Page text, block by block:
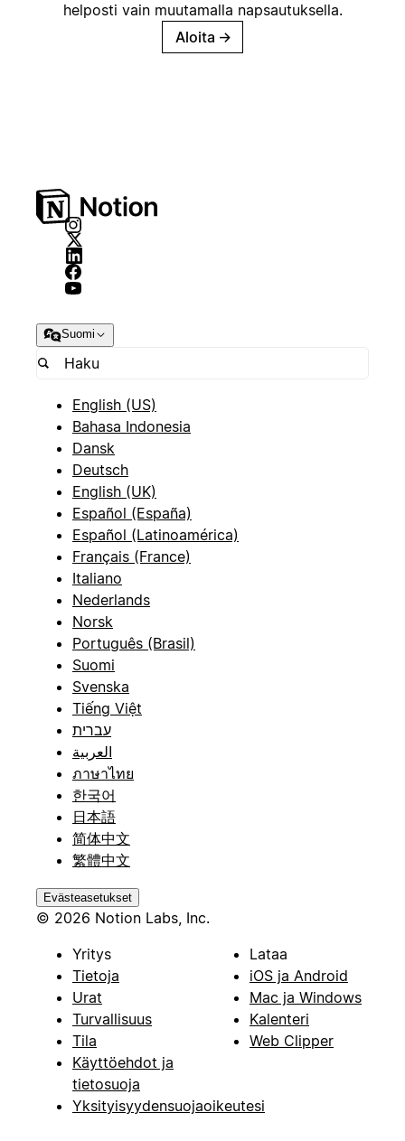
helposti vain muutamalla napsautuksella.
Aloita →
Suomi
English (US)
Bahasa Indonesia
Dansk
Deutsch
English (UK)
Español (España)
Español (Latinoamérica)
Français (France)
Italiano
Nederlands
Norsk
Português (Brasil)
Suomi
Svenska
Tiếng Việt
עברית
العربية
ภาษาไทย
한국어
日本語
简体中文
繁體中文
Evästeasetukset
© 2026 Notion Labs, Inc.
Yritys
Tietoja
Urat
Turvallisuus
Tila
Käyttöehdot ja
tietosuoja
Yksityisyydensuojaoikeutesi
Lataa
iOS ja Android
Mac ja Windows
Kalenteri
Web Clipper